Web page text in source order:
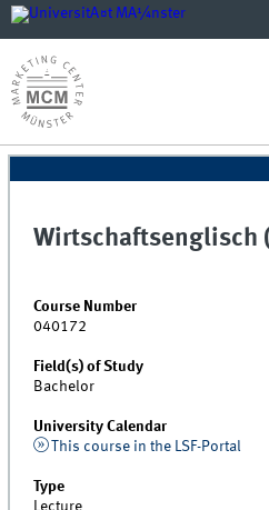
Wirtschaftsenglisch
Course Number
040172
Field(s) of Study
Bachelor
University Calendar
This course in the LSF-Portal
Type
Lecture